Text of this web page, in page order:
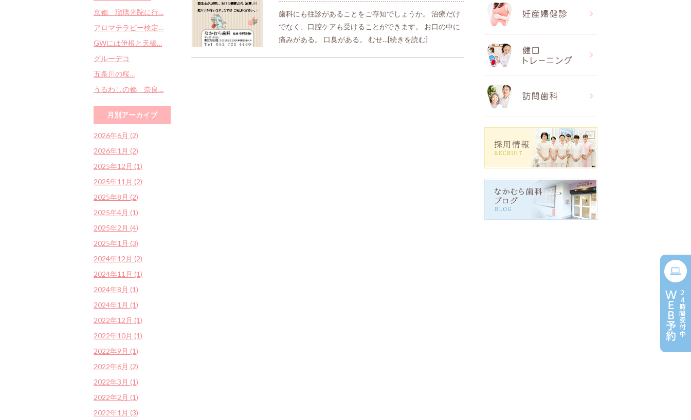
歯科にも往診があることをご存知でしょうか。 治療だけ
でなく、口腔ケアも受けることができます。 お口の中に
痛みがある。 口臭がある。 むせ…[続きを読む]
京都 瑠璃光院に行…
アロマテラピー検定…
GWには伊根と天橋…
グルーデコ
五条川の桜…
うるわしの都 奈良…
月別アーカイブ
2026年6月 (2)
2026年1月 (2)
2025年12月 (1)
2025年11月 (2)
2025年8月 (2)
2025年4月 (1)
2025年2月 (4)
2025年1月 (3)
2024年12月 (2)
2024年11月 (1)
2024年8月 (1)
2024年1月 (1)
2022年12月 (1)
2022年10月 (1)
2022年9月 (1)
2022年6月 (2)
2022年3月 (1)
2022年2月 (1)
2022年1月 (3)